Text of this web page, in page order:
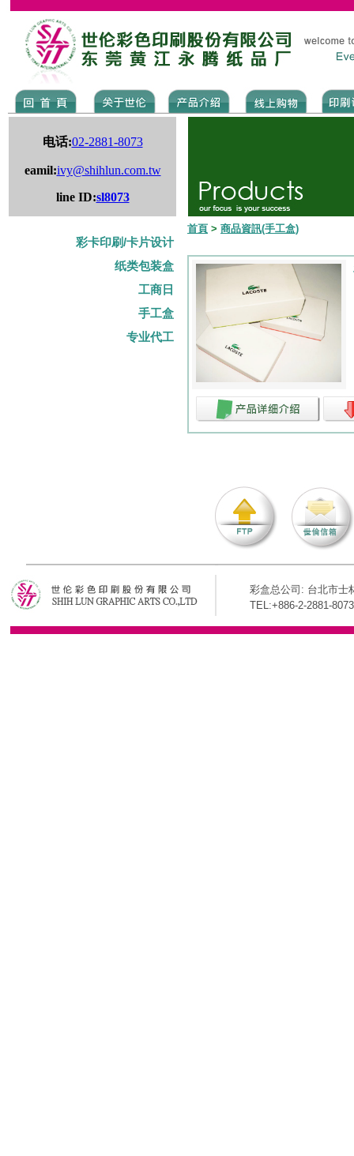
电话:02-2881-8073
eamil:ivy@shihlun.com.tw
line ID:sl8073
彩卡印刷/卡片设计
纸类包装盒
工商日
手工盒
专业代工
首頁 > 商品資訊(手工盒)
彩盒总公司: 台北市士
TEL:+886-2-2881-